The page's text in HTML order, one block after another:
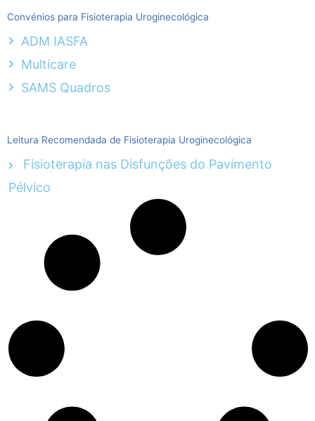
Convénios para Fisioterapia Uroginecológica
ADM IASFA
Multicare
SAMS Quadros
Leitura Recomendada de Fisioterapia Uroginecológica
Fisioterapia nas Disfunções do Pavimento
Pélvico